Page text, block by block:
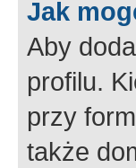
Jak
Aby
profilu.
przy
także